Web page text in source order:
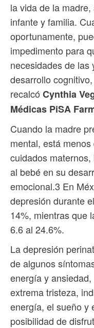
la vida de la
infante y familia.
oportunamente,
impedimento para
necesidades de las
desarrollo
recalcó Cynthia
Médicas PiSA
Cuando la madre
mental, está
cuidados
al bebé en su
emocional.3 En
depresión durante
14%, mientras que
6.6 al 24.6%.
La depresión
de algunos
energía y
extrema tristeza,
energía, el sueño y
posibilidad de